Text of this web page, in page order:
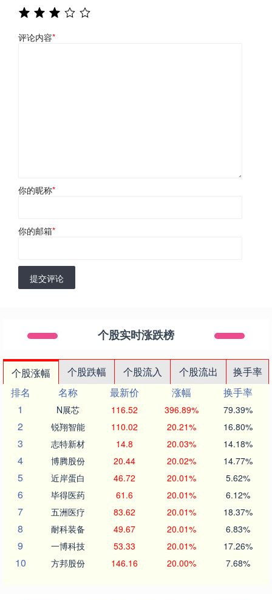
评论内容*
你的昵称*
你的邮箱*
提交评论
个股实时涨跌榜
个股涨幅 个股跌幅 个股流入 个股流出
换手率
排名
名称 最新价 涨幅
换手率
1
N展芯 116.52 396.89% 79.39%
2 锐翔智能 110.02 20.21% 16.80%
3 志特新材 14.8 20.03% 14.18%
4 博腾股份 20.44 20.02% 14.77%
5 近岸蛋白 46.72 20.01% 5.62%
6 毕得医药 61.6 20.01% 6.12%
7 五洲医疗 83.62 20.01% 18.37%
8 耐科装备 49.67 20.01% 6.83%
9 一博科技 53.33 20.01% 17.26%
10 方邦股份 146.16 20.00% 7.68%